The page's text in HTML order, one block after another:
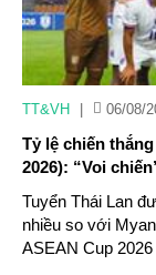
TT&VH 06/08/
Tỷ lệ chiến
2026): “Voi
Tuyển Thái Lan
nhiều so với
ASEAN Cup 2026